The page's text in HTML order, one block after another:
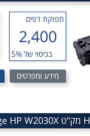
תפוקת דפים
2,400
בכיסוי של 5%
מידע ומפרטים